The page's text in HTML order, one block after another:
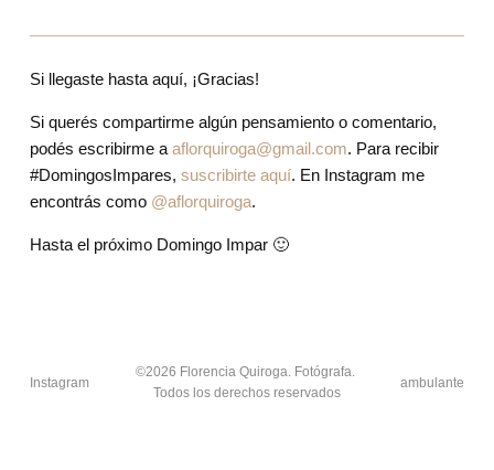
Si llegaste hasta aquí, ¡Gracias!
Si querés compartirme algún pensamiento o comentario,
podés escribirme a aflorquiroga@gmail.com. Para recibir
#DomingosImpares, suscribirte aquí. En Instagram me
encontrás como @aflorquiroga.
Hasta el próximo Domingo Impar 🙂
Instagram
©2026 Florencia Quiroga. Fotógrafa.
Todos los derechos reservados
ambulante